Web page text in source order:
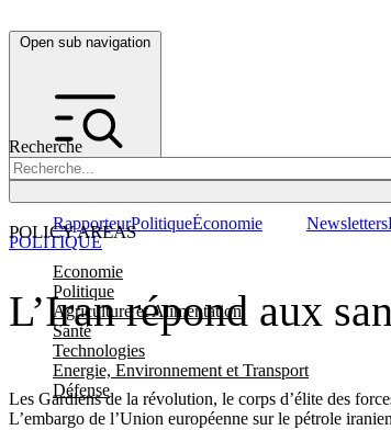
Open sub navigation
Recherche
POLICY AREAS
Economie
Politique
Agriculture et Alimentation
Santé
Technologies
Energie, Environnement et Transport
Défense
RapporteurPolitiqueÉconomie Newsletters
L’Iran répond aux
Les Gardiens de la révolution, le corps d’élite des
L’embargo de l’Union européenne sur le pétrole
POLITIQUE